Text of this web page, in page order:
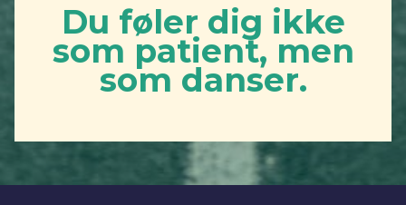
Du føler dig ikke
som patient, men
som danser.